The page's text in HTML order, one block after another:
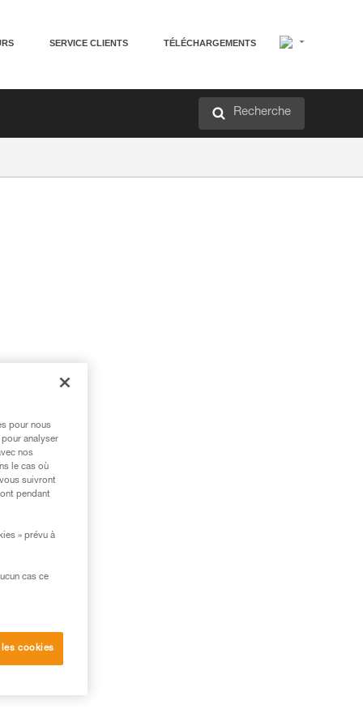
SERVICE CLIENTS TÉLÉCHARGEMENTS
Recherche
pour nous
analyser
nos
le cas où
suivront
pendant
» prévu à
cas ce
cookies